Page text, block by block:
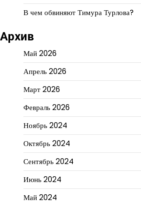
В чем обвиняют Тимура Турлова?
Архив
Май 2026
Апрель 2026
Март 2026
Февраль 2026
Ноябрь 2024
Октябрь 2024
Сентябрь 2024
Июнь 2024
Май 2024